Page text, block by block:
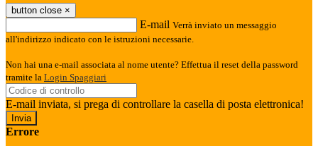
button close ×
E-mail Verrà inviato un messaggio
all'indirizzo indicato con le istruzioni necessarie.
Non hai una e-mail associata al nome utente? Effettua il reset della password
tramite la Login Spaggiari
E-mail inviata, si prega di controllare la casella di posta elettronica!
Errore